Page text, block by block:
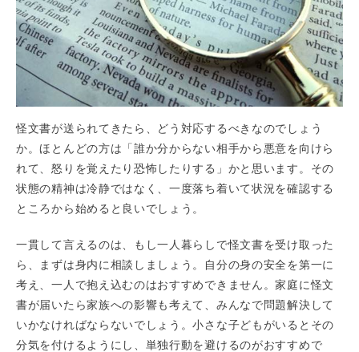
怪文書が送られてきたら、どう対応するべきなのでしょう
か。ほとんどの方は「誰か分からない相手から悪意を向けら
れて、怒りを覚えたり恐怖したりする」かと思います。その
状態の精神は冷静ではなく、一度落ち着いて状況を確認する
ところから始めると良いでしょう。
一貫して言えるのは、もし一人暮らしで怪文書を受け取った
ら、まずは身内に相談しましょう。自分の身の安全を第一に
考え、一人で抱え込むのはおすすめできません。家庭に怪文
書が届いたら家族への影響も考えて、みんなで問題解決して
いかなければならないでしょう。小さな子どもがいるとその
分気を付けるようにし、単独行動を避けるのがおすすめで